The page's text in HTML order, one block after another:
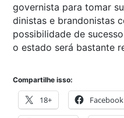
governista para tomar
dinistas e brandonistas
possibilidade de
o estado será bastante
Compartilhe isso:
18+ Facebook